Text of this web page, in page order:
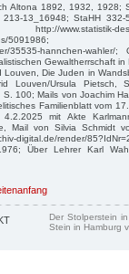
Altona 1892, 1932, 1928;
13_16948; StaHH 332-
des-
5091986;
35535-hannchen-wahler/
Gewaltherrschaft
Louven, Die Juden in
Louven/Ursula Pietsch,
100; Mails von Joachim
Familienblatt vom
mit Akte
Mail von Silvia Schmidt
digital.de/render/
Über Lehrer Karl
Der Stolperstein
Stein in Hamburg